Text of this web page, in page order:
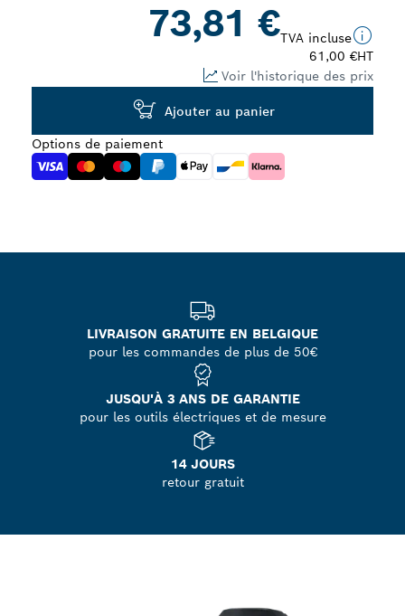
73,81 €TVA incluse
61,00 €HT
Voir l'historique des prix
Ajouter au panier
Options de paiement
LIVRAISON GRATUITE EN BELGIQUE
pour les commandes de plus de 50€
JUSQU'À 3 ANS DE GARANTIE
pour les outils électriques et de mesure
14 JOURS
retour gratuit